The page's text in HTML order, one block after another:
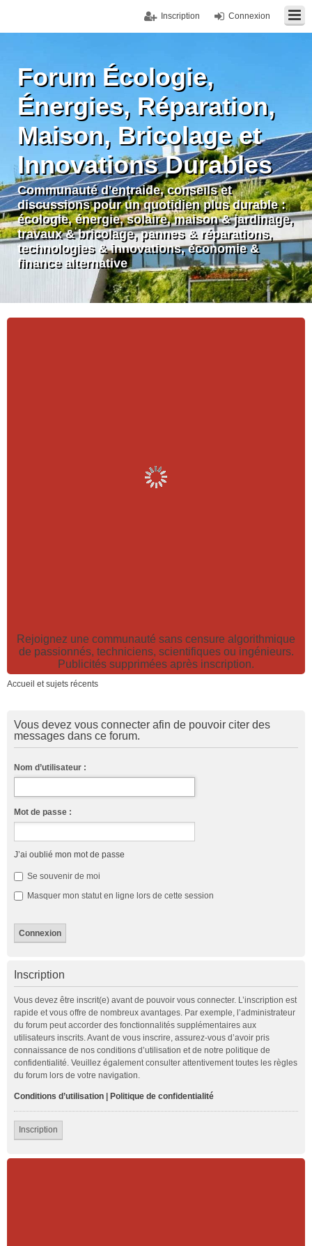
Connexion
Inscription
Forum Écologie,
Énergies, Réparation,
Maison, Bricolage et
Innovations Durables
Communauté d'entraide, conseils et
discussions pour un quotidien plus durable :
écologie, énergie, solaire, maison & jardinage,
travaux & bricolage, pannes & réparations,
technologies & innovations, économie &
finance alternative
Rejoignez une communauté sans censure algorithmique
de passionnés, techniciens, scientifiques ou ingénieurs.
Publicités supprimées après inscription.
Accueil et sujets récents
Vous devez vous connecter afin de pouvoir citer des
messages dans ce forum.
Nom d’utilisateur :
Mot de passe :
J’ai oublié mon mot de passe
Se souvenir de moi
Masquer mon statut en ligne lors de cette session
Inscription
Vous devez être inscrit(e) avant de pouvoir vous connecter. L’inscription est
rapide et vous offre de nombreux avantages. Par exemple, l’administrateur
du forum peut accorder des fonctionnalités supplémentaires aux
utilisateurs inscrits. Avant de vous inscrire, assurez-vous d’avoir pris
connaissance de nos conditions d’utilisation et de notre politique de
confidentialité. Veuillez également consulter attentivement toutes les règles
du forum lors de votre navigation.
Conditions d’utilisation Politique de confidentialité
Inscription